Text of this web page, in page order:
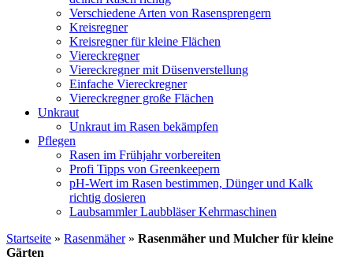
Verschiedene Arten von Rasen­sprengern
Kreisregner
Kreisregner für kleine Flächen
Viereckregner
Viereckregner mit Düsenverstellung
Einfache Viereckregner
Viereckregner große Flächen
Unkraut
Unkraut im Rasen bekämpfen
Pflegen
Rasen im Frühjahr vorbereiten
Profi Tipps von Greenkeepern
pH-Wert im Rasen bestimmen, Dünger und Kalk
richtig dosieren
Laubsammler Laubbläser Kehrmaschinen
Startseite » Rasenmäher» Rasenmäher und Mulcher für kleine
Gärten